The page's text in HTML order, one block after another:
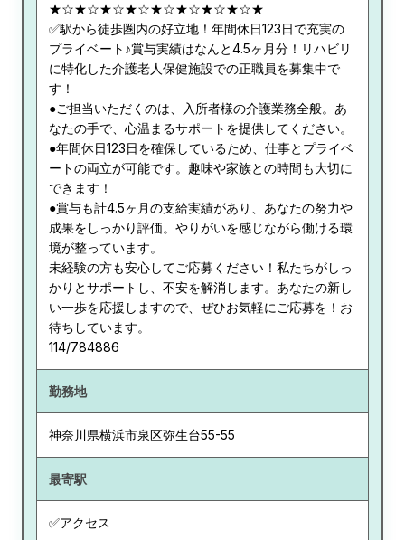
★☆★☆★☆★☆★☆★☆★☆★☆★
✅駅から徒歩圏内の好立地！年間休日123日で充実の
プライベート♪賞与実績はなんと4.5ヶ月分！リハビリ
に特化した介護老人保健施設での正職員を募集中で
す！
●ご担当いただくのは、入所者様の介護業務全般。あ
なたの手で、心温まるサポートを提供してください。
●年間休日123日を確保しているため、仕事とプライベ
ートの両立が可能です。趣味や家族との時間も大切に
できます！
●賞与も計4.5ヶ月の支給実績があり、あなたの努力や
成果をしっかり評価。やりがいを感じながら働ける環
境が整っています。
未経験の方も安心してご応募ください！私たちがしっ
かりとサポートし、不安を解消します。あなたの新し
い一歩を応援しますので、ぜひお気軽にご応募を！お
待ちしています。
114/784886
勤務地
神奈川県横浜市泉区弥生台55-55
最寄駅
✅アクセス